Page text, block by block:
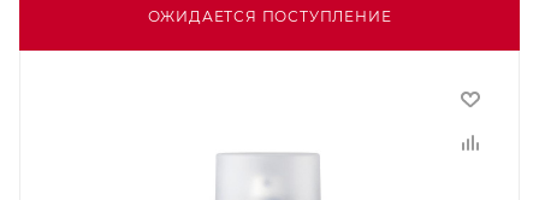
ОЖИДАЕТСЯ ПОСТУПЛЕНИЕ